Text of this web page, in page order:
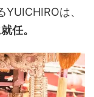
は、
任。